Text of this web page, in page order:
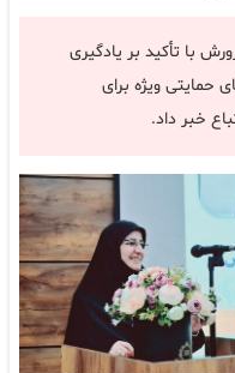
با تأکید بر یادگیری
حمایتی ویژه برای
خبر داد.